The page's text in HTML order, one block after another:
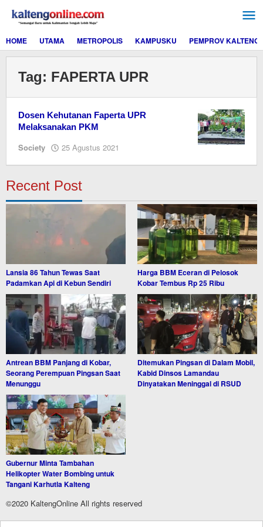
konten
HOME
UTAMA METROPOLIS KAMPUSKU PEMPROV KALTENG
Tag: FAPERTA UPR
Dosen Kehutanan Faperta UPR
Melaksanakan PKM
Society 25 Agustus 2021
Recent Post
Lansia 86 Tahun Tewas Saat
Padamkan Api di Kebun Sendiri
Harga BBM Eceran di Pelosok
Kobar Tembus Rp 25 Ribu
Antrean BBM Panjang di Kobar,
Seorang Perempuan Pingsan Saat
Menunggu
Ditemukan Pingsan di Dalam Mobil,
Kabid Dinsos Lamandau
Dinyatakan Meninggal di RSUD
Gubernur Minta Tambahan
Helikopter Water Bombing untuk
Tangani Karhutla Kalteng
©2020 KaltengOnline All rights reserved